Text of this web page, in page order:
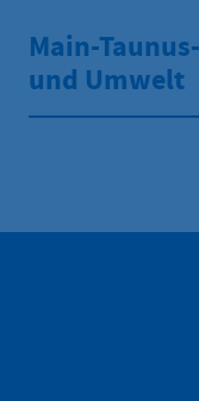
Main-
und Umwelt